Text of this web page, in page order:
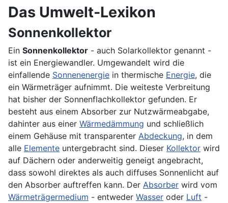
Das Umwelt-Lexikon
Sonnenkollektor
Ein Sonnenkollektor - auch Solarkollektor genannt -
ist ein Energiewandler. Umgewandelt wird die
einfallende Sonnenenergie in thermische Energie, die
ein Wärmeträger aufnimmt. Die weiteste Verbreitung
hat bisher der Sonnenflachkollektor gefunden. Er
besteht aus einem Absorber zur Nutzwärmeabgabe,
dahinter aus einer Wärmedämmung und schließlich
einem Gehäuse mit transparenter Abdeckung, in dem
alle Elemente untergebracht sind. Dieser Kollektor wird
auf Dächern oder anderweitig geneigt angebracht,
dass sowohl direktes als auch diffuses Sonnenlicht auf
den Absorber auftreffen kann. Der Absorber wird vom
Wärmeträgermedium - entweder Wasser oder Luft -